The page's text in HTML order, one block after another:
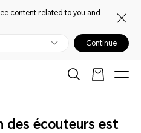
content related to you and
Continue
des écouteurs est